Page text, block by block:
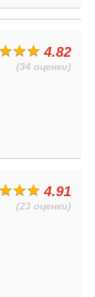
4.82
(34 оценки)
4.91
(23 оценки)